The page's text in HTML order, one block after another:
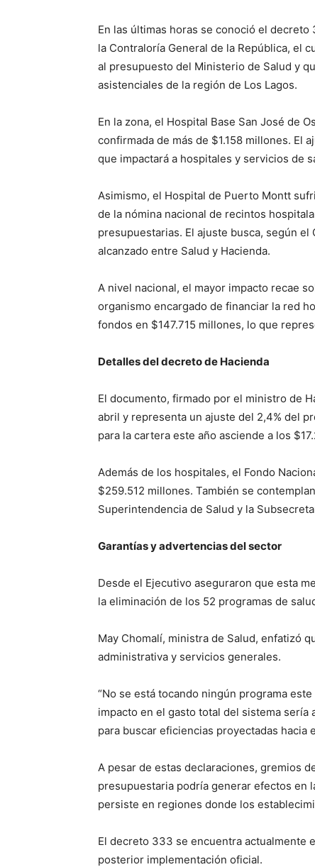
En las últimas horas se conoció el
la Contraloría General de la República, el
al presupuesto del Ministerio de Salud y
asistenciales de la región de Los Lagos.
En la zona, el Hospital Base San José de
confirmada de más de $1.158 millones. El
que impactará a hospitales y servicios de
Asimismo, el Hospital de Puerto Montt
de la nómina nacional de recintos
presupuestarias. El ajuste busca, según
alcanzado entre Salud y Hacienda.
A nivel nacional, el mayor impacto recae
organismo encargado de financiar la red
fondos en $147.715 millones, lo que
Detalles del decreto de Hacienda
El documento, firmado por el ministro de
abril y representa un ajuste del 2,4% del
para la cartera este año asciende a los
Además de los hospitales, el Fondo
$259.512 millones. También se
Superintendencia de Salud y la
Garantías y advertencias del sector
Desde el Ejecutivo aseguraron que esta
la eliminación de los 52 programas de
May Chomalí, ministra de Salud, enfatizó
administrativa y servicios generales.
“No se está tocando ningún programa
impacto en el gasto total del sistema
para buscar eficiencias proyectadas hacia
A pesar de estas declaraciones, gremios
presupuestaria podría generar efectos en
persiste en regiones donde los
El decreto 333 se encuentra actualmente
posterior implementación oficial.